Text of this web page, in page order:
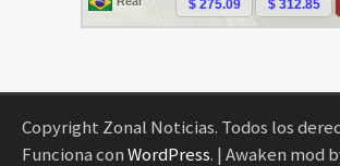
Copyright Zonal Noticias. Todos los
Funciona conWordPress. | Awaken mod